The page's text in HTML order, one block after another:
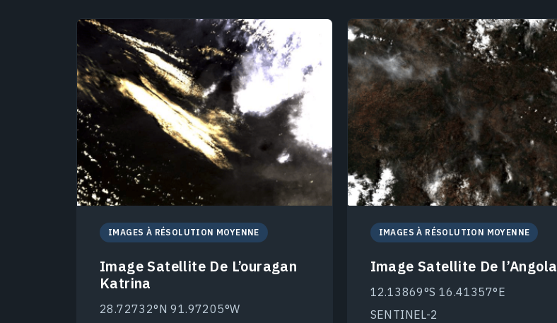
IMAGES À RÉSOLUTION MOYENNE
Image Satellite De L’ouragan
Katrina
28.72732°N 91.97205°W
IMAGES À RÉSOLUTION MOYENNE
Image Satellite De l’Angola
12.13869°S 16.41357°E
SENTINEL-2